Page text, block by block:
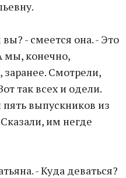
- смеется она. - Это
мы, конечно,
заранее. Смотрели,
так всех и одели.
выпускников из
им негде
- Куда деваться?